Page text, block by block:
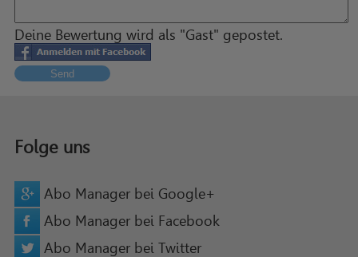
Deine Bewertung wird als "Gast" gepostet.
Send
Folge uns
Abo Manager bei Google+
Abo Manager bei Facebook
Abo Manager bei Twitter